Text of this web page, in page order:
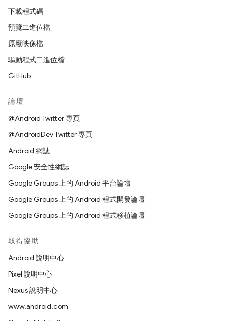
下載程式碼
預覽二進位檔
原廠映像檔
驅動程式二進位檔
GitHub
論壇
@Android Twitter 專頁
@AndroidDev Twitter 專頁
Android 網誌
Google 安全性網誌
Google Groups 上的 Android 平台論壇
Google Groups 上的 Android 程式開發論壇
Google Groups 上的 Android 程式移植論壇
取得協助
Android 說明中心
Pixel 說明中心
Nexus 說明中心
www.android.com